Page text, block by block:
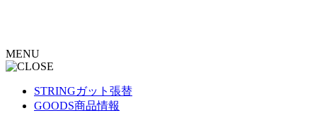
ン
ツ
MENU
STRINGガット張替
GOODS商品情報